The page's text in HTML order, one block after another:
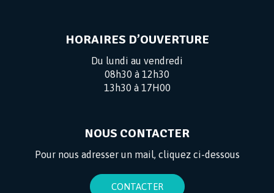
HORAIRES D’OUVERTURE
Du lundi au vendredi
08h30 à 12h30
13h30 à 17H00
NOUS CONTACTER
Pour nous adresser un mail, cliquez ci-dessous
CONTACTER